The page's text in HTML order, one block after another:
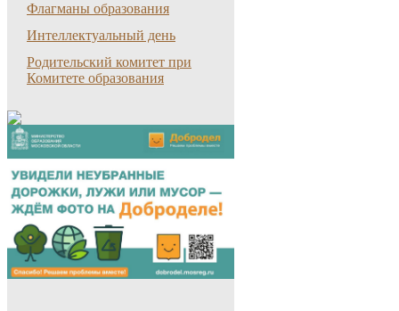
Флагманы образования
Интеллектуальный день
Родительский комитет при
Комитете образования